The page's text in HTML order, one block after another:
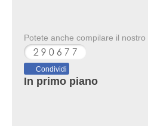
Potete anche compilare il nostro
Condividi
In primo piano